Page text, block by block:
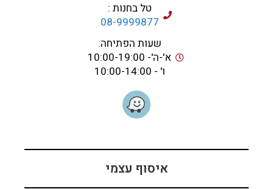
טל בחנות :
08-9999877
שעות הפתיחה:
א'-ה'- 10:00-19:00
ו' - 10:00-14:00
איסוף עצמי